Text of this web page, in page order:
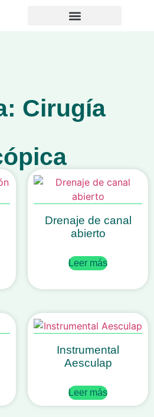
Cirugía
Drenaje de canal
abierto
Leer más
Instrumental
Aesculap
Leer más